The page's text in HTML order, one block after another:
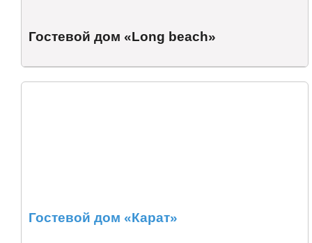
Гостевой дом «Long beach»
Гостевой дом «Карат»